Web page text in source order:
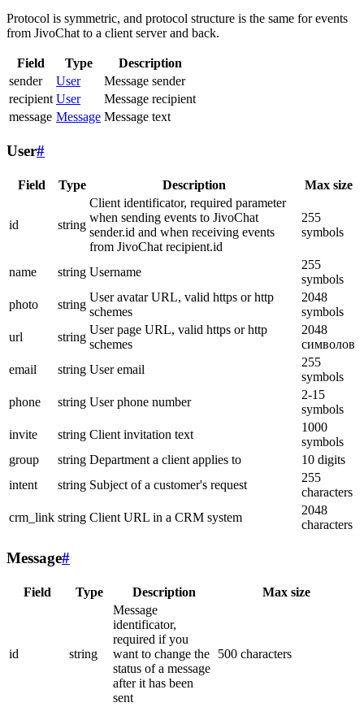
Protocol is symmetric, and protocol structure is the same for events
from JivoChat to a client server and back.
Field Type
Description
sender
User
Message sender
recipient User
Message recipient
message Message Message text
User#
Field Type Description Max size
id string
Client identificator, required parameter
when sending events to JivoChat
sender.id and when receiving events
from JivoChat recipient.id
255
symbols
name string Username
255
symbols
photo
string
User avatar URL, valid https or http
schemes
2048
symbols
url
string
User page URL, valid https or http
schemes
2048
символов
email
string User email
255
symbols
phone
string User phone number
2-15
symbols
invite
string Client invitation text
1000
symbols
group
string Department a client applies to
10 digits
intent
string Subject of a customer's request
255
characters
crm_link string Client URL in a CRM system
2048
characters
Message#
Field Type Description Max size
id string
Message
identificator,
required if you
want to change the
status of a message
after it has been
sent
500 characters